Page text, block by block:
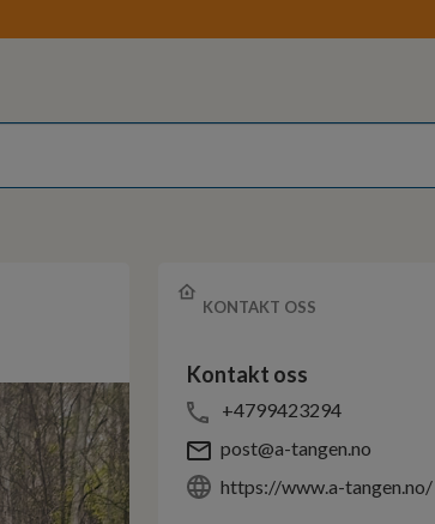
KONTAKT OSS
Kontakt oss
+4799423294
post@a-tangen.no
https://www.a-tangen.no/